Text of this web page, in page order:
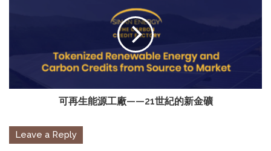
可再生能源工廠——21世紀的新金礦
Leave a Reply